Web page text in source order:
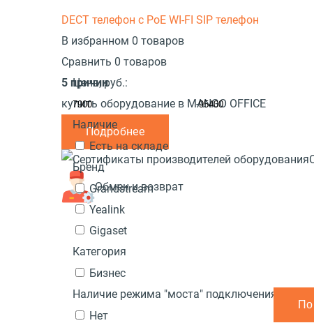
DECT телефон с PoE WI-FI SIP телефон
В избранном 0 товаров
Сравнить 0 товаров
Цена, руб.:
-
Наличие
Есть на складе
Бренд
Grandstream
Yealink
Gigaset
Категория
Бизнес
Наличие режима "моста" подключения ПК к
Нет
5 причин
купить оборудование в MANGO OFFICE
Подробнее
Обмен и возврат